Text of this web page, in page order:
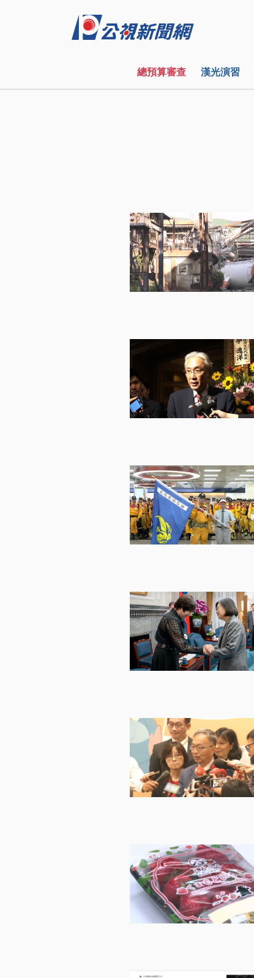
總預算審查 漢光演習